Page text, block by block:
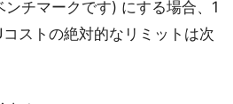
チマークです) にする場合、1
ストの絶対的なリミットは次